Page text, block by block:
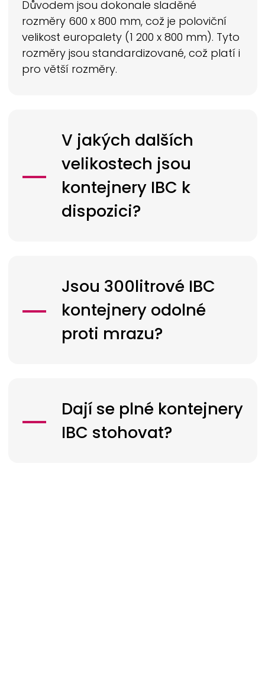
Důvodem jsou dokonale sladěné
rozměry 600 x 800 mm, což je poloviční
velikost europalety (1 200 x 800 mm). Tyto
rozměry jsou standardizované, což platí i
pro větší rozměry.
V jakých dalších
velikostech jsou
kontejnery IBC k
dispozici?
Jsou 300litrové IBC
kontejnery odolné
proti mrazu?
Dají se plné kontejnery
IBC stohovat?